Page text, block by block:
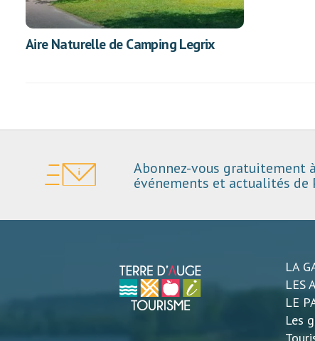
Aire Naturelle de Camping Legrix
Abonnez-vous gratuitement
événements et actualités de
LA
LES
LE
Les